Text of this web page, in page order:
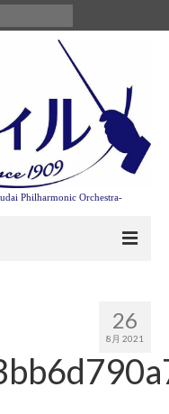
Philharmonic Orchestra-
26
8月 2021